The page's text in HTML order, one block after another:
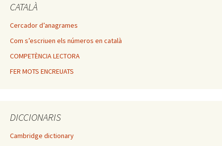
CATALÀ
Cercador d’anagrames
Com s’escriuen els números en català
COMPETÈNCIA LECTORA
FER MOTS ENCREUATS
DICCIONARIS
Cambridge dictionary